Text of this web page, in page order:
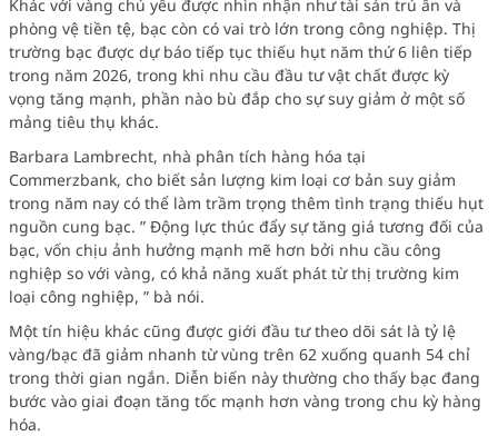
Khác với vàng chủ yếu được nhìn nhận như tài sản trú ẩn và
phòng vệ tiền tệ, bạc còn có vai trò lớn trong công nghiệp. Thị
trường bạc được dự báo tiếp tục thiếu hụt năm thứ 6 liên tiếp
trong năm 2026, trong khi nhu cầu đầu tư vật chất được kỳ
vọng tăng mạnh, phần nào bù đắp cho sự suy giảm ở một số
mảng tiêu thụ khác.
Barbara Lambrecht, nhà phân tích hàng hóa tại
Commerzbank, cho biết sản lượng kim loại cơ bản suy giảm
trong năm nay có thể làm trầm trọng thêm tình trạng thiếu hụt
nguồn cung bạc. ” Động lực thúc đẩy sự tăng giá tương đối của
bạc, vốn chịu ảnh hưởng mạnh mẽ hơn bởi nhu cầu công
nghiệp so với vàng, có khả năng xuất phát từ thị trường kim
loại công nghiệp, ” bà nói.
Một tín hiệu khác cũng được giới đầu tư theo dõi sát là tỷ lệ
vàng/bạc đã giảm nhanh từ vùng trên 62 xuống quanh 54 chỉ
trong thời gian ngắn. Diễn biến này thường cho thấy bạc đang
bước vào giai đoạn tăng tốc mạnh hơn vàng trong chu kỳ hàng
hóa.